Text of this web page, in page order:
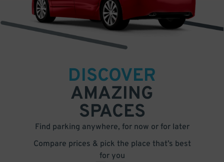
DISCOVER
AMAZING
SPACES
Find parking anywhere, for now or for later
Compare prices & pick the place that’s best
for you